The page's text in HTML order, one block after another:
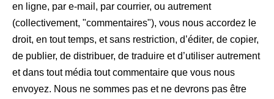
en ligne, par e-mail, par courrier, ou autrement
(collectivement, "commentaires"), vous nous accordez le
droit, en tout temps, et sans restriction, d’éditer, de copier,
de publier, de distribuer, de traduire et d’utiliser autrement
et dans tout média tout commentaire que vous nous
envoyez. Nous ne sommes pas et ne devrons pas être